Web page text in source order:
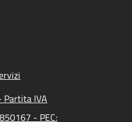
Partita IVA
- PEC: